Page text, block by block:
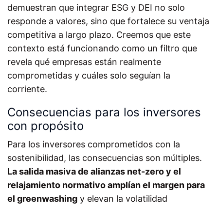
demuestran que integrar ESG y DEI no solo
responde a valores, sino que fortalece su ventaja
competitiva a largo plazo. Creemos que este
contexto está funcionando como un filtro que
revela qué empresas están realmente
comprometidas y cuáles solo seguían la
corriente.
Consecuencias para los inversores
con propósito
Para los inversores comprometidos con la
sostenibilidad, las consecuencias son múltiples.
La salida masiva de alianzas net-zero y el
relajamiento normativo amplían el margen para
el greenwashing y elevan la volatilidad